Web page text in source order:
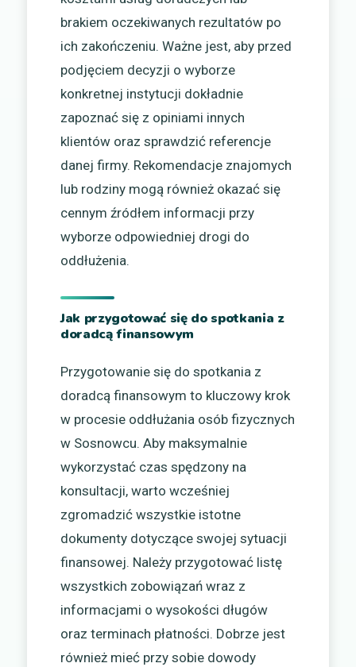
brakiem oczekiwanych rezultatów po
ich zakończeniu. Ważne jest, aby przed
podjęciem decyzji o wyborze
konkretnej instytucji dokładnie
zapoznać się z opiniami innych
klientów oraz sprawdzić referencje
danej firmy. Rekomendacje znajomych
lub rodziny mogą również okazać się
cennym źródłem informacji przy
wyborze odpowiedniej drogi do
oddłużenia.
Jak przygotować się do spotkania z
doradcą finansowym
Przygotowanie się do spotkania z
doradcą finansowym to kluczowy krok
w procesie oddłużania osób fizycznych
w Sosnowcu. Aby maksymalnie
wykorzystać czas spędzony na
konsultacji, warto wcześniej
zgromadzić wszystkie istotne
dokumenty dotyczące swojej sytuacji
finansowej. Należy przygotować listę
wszystkich zobowiązań wraz z
informacjami o wysokości długów
oraz terminach płatności. Dobrze jest
również mieć przy sobie dowody